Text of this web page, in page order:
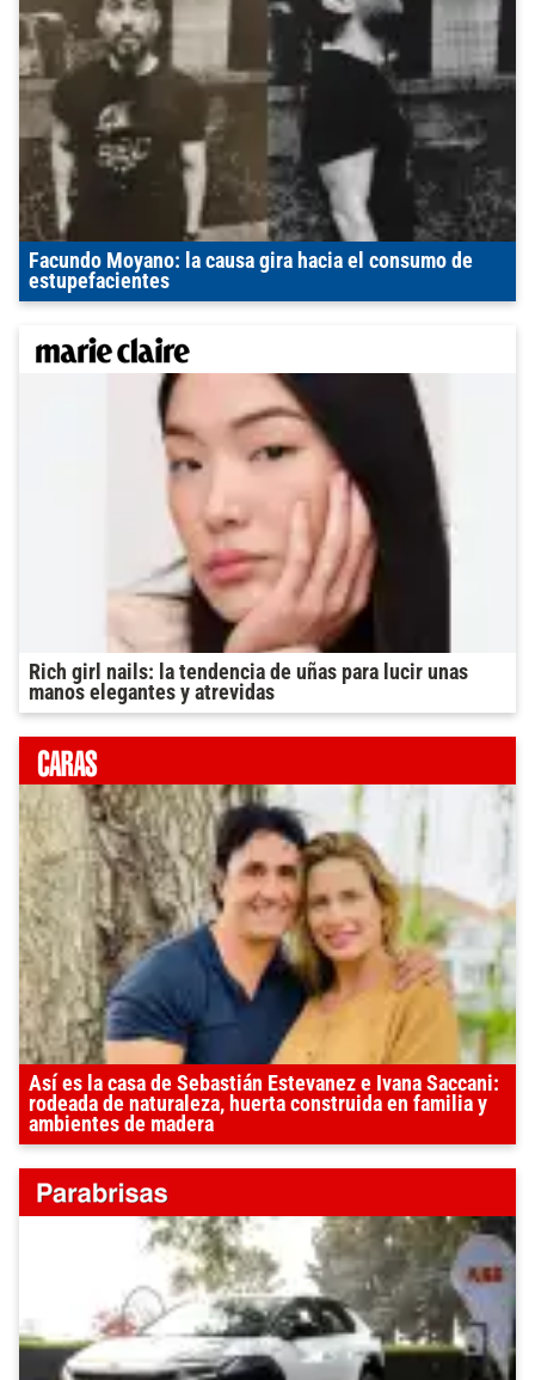
Facundo Moyano: la causa gira hacia el consumo de
estupefacientes
Rich girl nails: la tendencia de uñas para lucir unas
manos elegantes y atrevidas
Así es la casa de Sebastián Estevanez e Ivana Saccani:
rodeada de naturaleza, huerta construida en familia y
ambientes de madera